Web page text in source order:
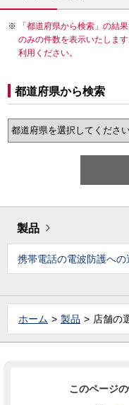
「都道府県から検索」の結
のみの件数を表示いたしま
利用ください。
都道府県から検索
製品
携帯電話の電波防護へ
ホーム 製品 店舗の
このページ